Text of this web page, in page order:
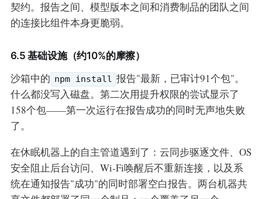
契约。报告之间、模型版本之间和消费制品的团队之间
的连接比组件本身更脆弱。
6.5 基础设施（约10%的摩擦）
沙箱中的 npm install 报告"最新，已审计91个包"。
什么都没写入磁盘。第二次用提升权限的尝试显示了
158个包——第一次运行在报告成功的同时无声地失败
了。
在休眠机器上的自主管道遇到了：云同步驱逐文件、OS
安全阻止后台访问、Wi-Fi唤醒后不重新连接，以及系
统在通知报告"成功"的同时部署空白报告。两台机器共